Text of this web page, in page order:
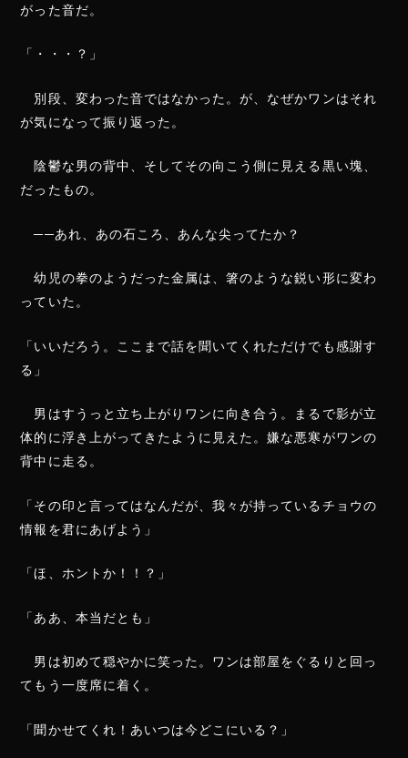
がった音だ。
「・・・？」
別段、変わった音ではなかった。が、なぜかワンはそれ
が気になって振り返った。
陰鬱な男の背中、そしてその向こう側に見える黒い塊、
だったもの。
──あれ、あの石ころ、あんな尖ってたか？
幼児の拳のようだった金属は、箸のような鋭い形に変わ
っていた。
「いいだろう。ここまで話を聞いてくれただけでも感謝す
る」
男はすうっと立ち上がりワンに向き合う。まるで影が立
体的に浮き上がってきたように見えた。嫌な悪寒がワンの
背中に走る。
「その印と言ってはなんだが、我々が持っているチョウの
情報を君にあげよう」
「ほ、ホントか！！？」
「ああ、本当だとも」
男は初めて穏やかに笑った。ワンは部屋をぐるりと回っ
てもう一度席に着く。
「聞かせてくれ！あいつは今どこにいる？」